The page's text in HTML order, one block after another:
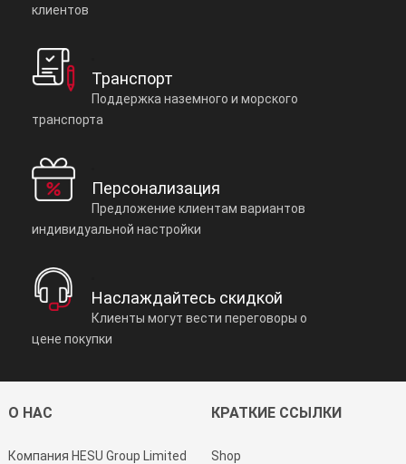
клиентов
Транспорт
Поддержка наземного и морского
транспорта
Персонализация
Предложение клиентам вариантов
индивидуальной настройки
Наслаждайтесь скидкой
Клиенты могут вести переговоры о
цене покупки
О НАС
Компания HESU Group Limited
КРАТКИЕ ССЫЛКИ
Shop